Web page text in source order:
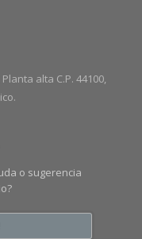
alta C.P. 44100,
o sugerencia